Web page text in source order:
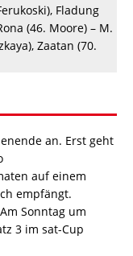
Fladung
(46. Moore) – M.
Zaatan (70.
an. Erst geht
auf einem
empfängt.
Sonntag um
3 im sat-Cup